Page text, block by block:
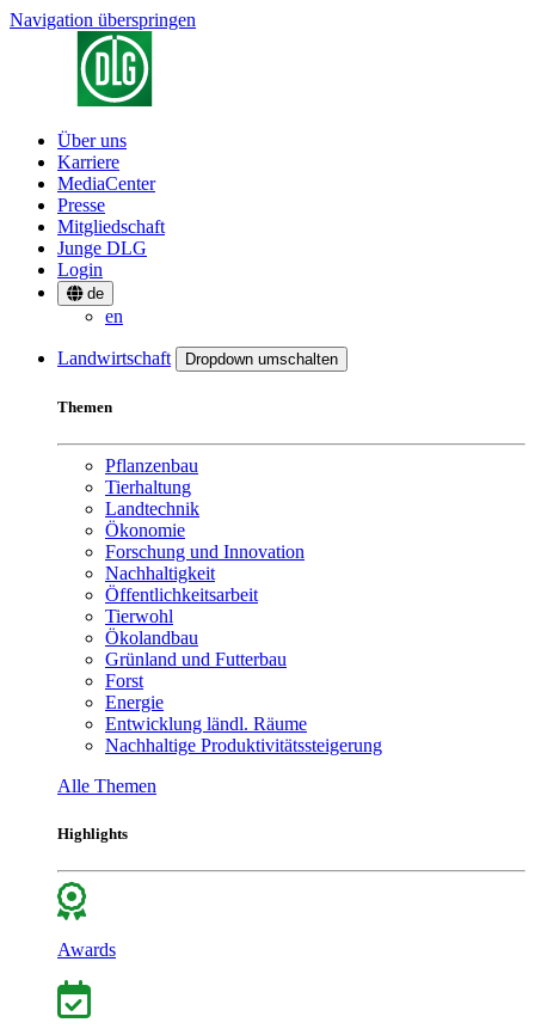
Navigation überspringen
Über uns
Karriere
MediaCenter
Presse
Mitgliedschaft
Junge DLG
Login
de
en
Landwirtschaft Dropdown umschalten
Themen
Pflanzenbau
Tierhaltung
Landtechnik
Ökonomie
Forschung und Innovation
Nachhaltigkeit
Öffentlichkeitsarbeit
Tierwohl
Ökolandbau
Grünland und Futterbau
Forst
Energie
Entwicklung ländl. Räume
Nachhaltige Produktivitätssteigerung
Alle Themen
Highlights
Awards